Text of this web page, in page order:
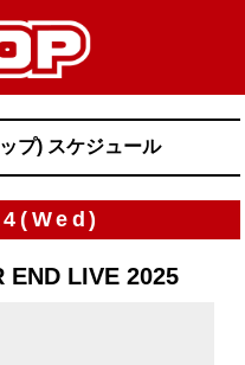
プ) スケジュール
END LIVE 2025